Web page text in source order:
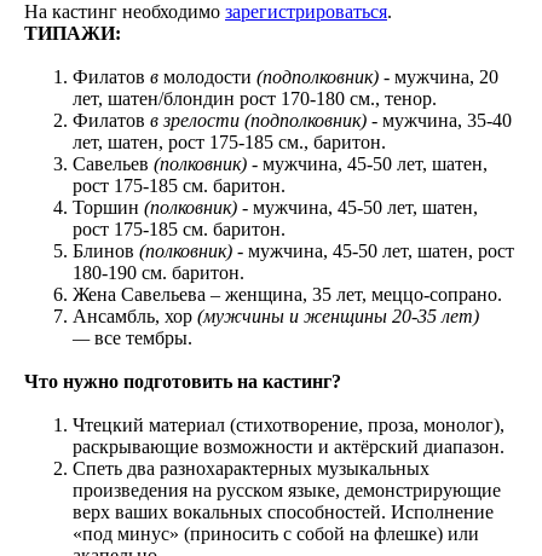
На кастинг необходимо зарегистрироваться.
ТИПАЖИ:
Филатов в молодости (подполковник) - мужчина, 20
лет, шатен/блондин рост 170-180 см., тенор.
Филатов в зрелости (подполковник) - мужчина, 35-40
лет, шатен, рост 175-185 см., баритон.
Савельев (полковник) - мужчина, 45-50 лет, шатен,
рост 175-185 см. баритон.
Торшин (полковник) - мужчина, 45-50 лет, шатен,
рост 175-185 см. баритон.
Блинов (полковник) - мужчина, 45-50 лет, шатен, рост
180-190 см. баритон.
Жена Савельева – женщина, 35 лет, меццо-сопрано.
Ансамбль, хор (мужчины и женщины 20-35 лет)
—все тембры.
Что нужно подготовить на кастинг?
Чтецкий материал (стихотворение, проза, монолог),
раскрывающие возможности и актёрский диапазон.
Спеть два разнохарактерных музыкальных
произведения на русском языке, демонстрирующие
верх ваших вокальных способностей. Исполнение
«под минус» (приносить с собой на флешке) или